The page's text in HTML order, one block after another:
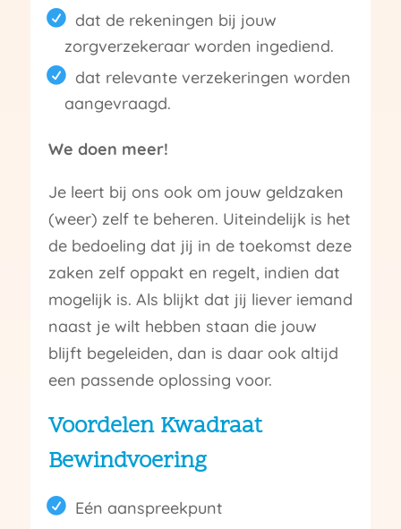
dat de rekeningen bij jouw
zorgverzekeraar worden ingediend.
dat relevante verzekeringen worden
aangevraagd.
We doen meer!
Je leert bij ons ook om jouw geldzaken
(weer) zelf te beheren. Uiteindelijk is het
de bedoeling dat jij in de toekomst deze
zaken zelf oppakt en regelt, indien dat
mogelijk is. Als blijkt dat jij liever iemand
naast je wilt hebben staan die jouw
blijft begeleiden, dan is daar ook altijd
een passende oplossing voor.
Voordelen Kwadraat
Bewindvoering
Eén aanspreekpunt